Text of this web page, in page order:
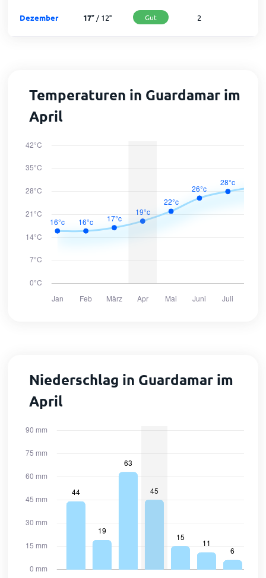
Dezember 17°/12° Gut 2
Temperaturen in Guardamar im
April
Niederschlag in Guardamar im
April